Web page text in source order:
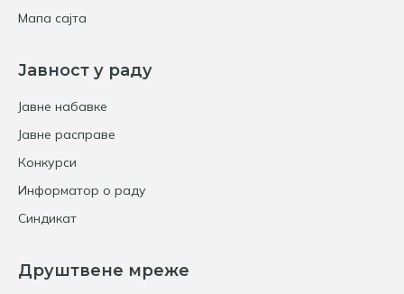
Мапа сајта
Јавност у раду
Јавне набавке
Јавне расправе
Конкурси
Информатор о раду
Синдикат
Друштвене мреже